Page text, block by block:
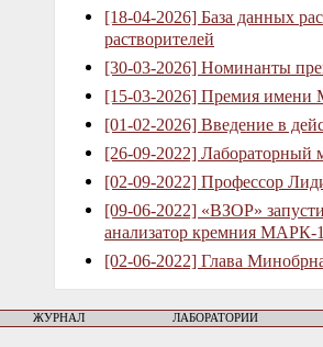
[18-04-2026] База данных
растворителей
[30-03-2026] Номинанты
[15-03-2026] Премия имени
[01-02-2026] Введение в
[26-09-2022] Лабораторный
[02-09-2022] Профессор
[09-06-2022] «ВЗОР»
анализатор кремния МАРК-
[02-06-2022] Глава
ЖУРНАЛ ЛАБОРАТОРИИ